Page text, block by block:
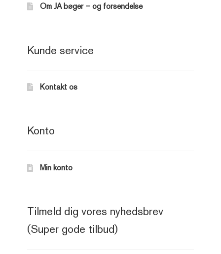
Om JA bøger – og forsendelse
Kunde service
Kontakt os
Konto
Min konto
Tilmeld dig vores nyhedsbrev
(Super gode tilbud)